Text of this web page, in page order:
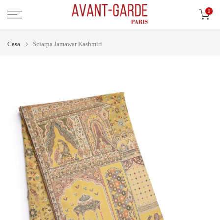
Vai
0
Casa Sciarpa Jamawar Kashmiri